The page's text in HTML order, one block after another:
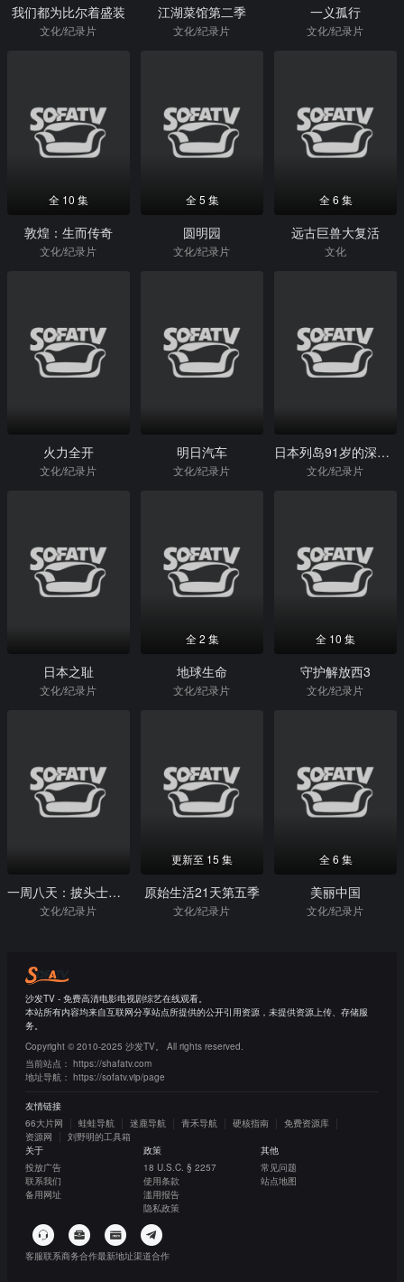
我们都为比尔着盛装
文化/纪录片
江湖菜馆第二季
文化/纪录片
一义孤行
文化/纪录片
全 10 集
敦煌：生而传奇
文化/纪录片
全 5 集
圆明园
文化/纪录片
全 6 集
远古巨兽大复活
文化
火力全开
文化/纪录片
明日汽车
文化/纪录片
日本列岛91岁的深夜食堂溝口美佐子
文化/纪录片
日本之耻
文化/纪录片
全 2 集
地球生命
文化/纪录片
全 10 集
守护解放西3
文化/纪录片
一周八天：披头士的巡演时代
文化/纪录片
更新至 15 集
原始生活21天第五季
文化/纪录片
全 6 集
美丽中国
文化/纪录片
沙发TV - 免费高清电影电视剧综艺在线观看。
本站所有内容均来自互联网分享站点所提供的公开引用资源，未提供资源上传、存储服
务。
Copyright © 2010-2025 沙发TV。 All rights reserved.
当前站点： https://shafatv.com
地址导航： https://sofatv.vip/page
友情链接
66大片网
蛙蛙导航 迷鹿导航 青禾导航 硬核指南
免费资源库
资源网
刘野明的工具箱
关于
投放广告
联系我们
备用网址
政策
18 U.S.C. § 2257
使用条款
滥用报告
隐私政策
其他
常见问题
站点地图
客服联系商务合作最新地址渠道合作